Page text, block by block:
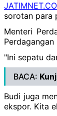
sorotan para
Menteri
"Ini sepatu
BACA:
Budi juga
ekspor. Kita